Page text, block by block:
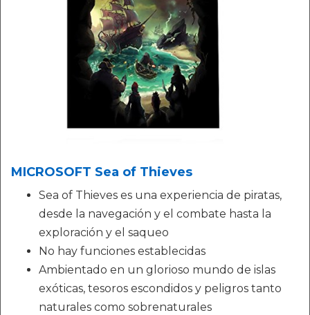
MICROSOFT Sea of Thieves
Sea of Thieves es una experiencia de piratas,
desde la navegación y el combate hasta la
exploración y el saqueo
No hay funciones establecidas
Ambientado en un glorioso mundo de islas
exóticas, tesoros escondidos y peligros tanto
naturales como sobrenaturales